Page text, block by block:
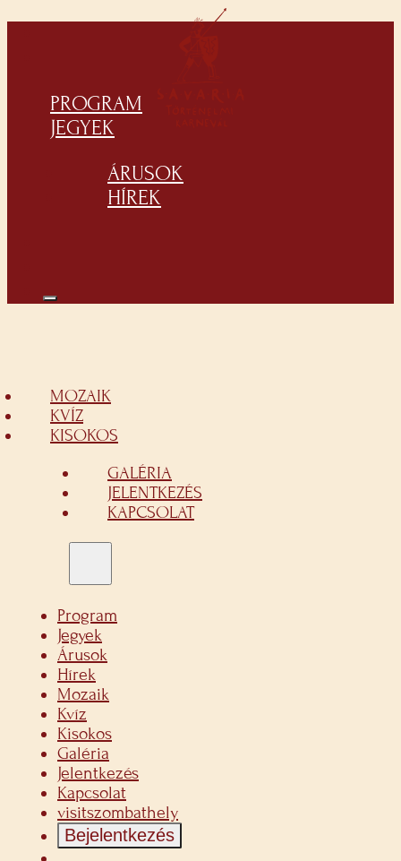
PROGRAM
JEGYEK
ÁRUSOK
HÍREK
MOZAIK
KVÍZ
KISOKOS
GALÉRIA
JELENTKEZÉS
KAPCSOLAT
Program
Jegyek
Árusok
Hírek
Mozaik
Kvíz
Kisokos
Galéria
Jelentkezés
Kapcsolat
visitszombathely
Bejelentkezés